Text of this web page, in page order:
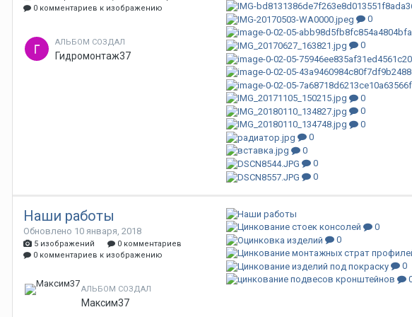
0 комментариев к изображению
АЛЬБОМ СОЗДАЛ
Гидромонтаж37
0
0
0
0
0
0
0
0
0
Наши работы
Обновлено 10 января, 2018
5 изображений
0 комментариев
0 комментариев к изображению
АЛЬБОМ СОЗДАЛ
Максим37
0
0
0